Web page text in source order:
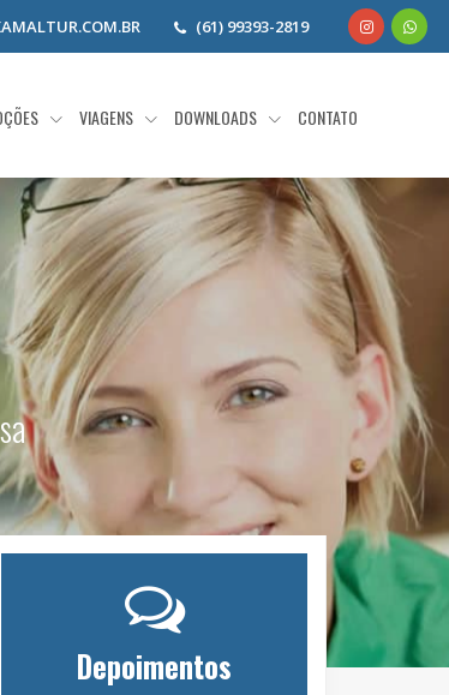
(61) 99393-2819
VIAGENS DOWNLOADS CONTATO
Depoimentos